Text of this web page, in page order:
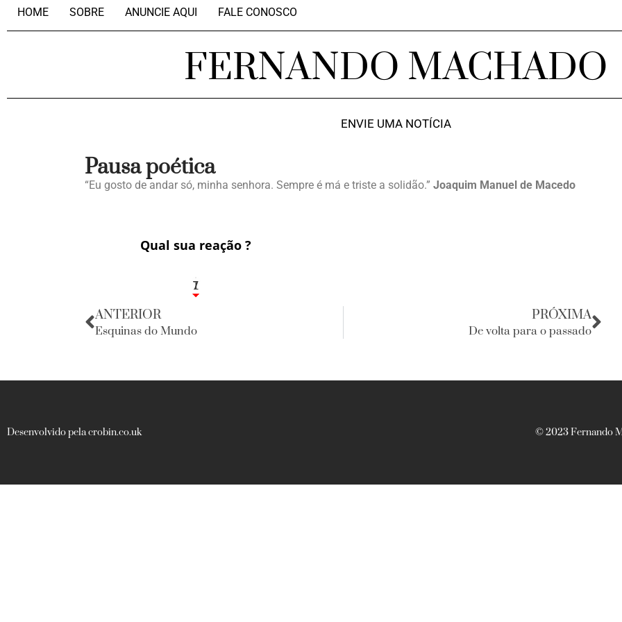
HOME SOBRE ANUNCIE AQUI FALE CONOSCO
FERNANDO MACHADO
ENVIE UMA NOTÍCIA
Pausa poética
“Eu gosto de andar só, minha senhora. Sempre é má e triste a solidão.” Joaquim Manuel de Macedo
Qual sua reação ?
1
7
ANTERIOR
Esquinas do Mundo
PRÓXIMA
De volta para o passado
Desenvolvido pela crobin.co.uk © 2023 Fernando